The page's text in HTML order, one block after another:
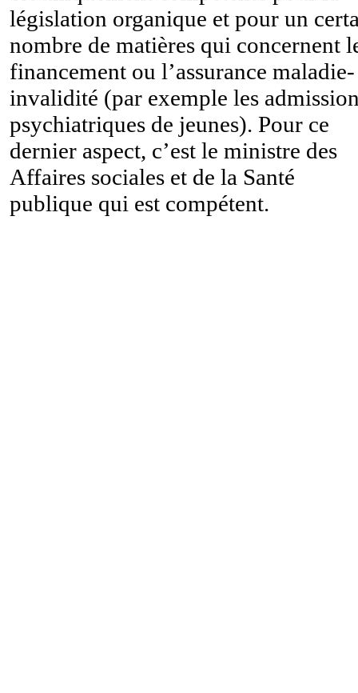
législation organique et pour un
nombre de matières qui concernent
financement ou l’assurance maladie-
invalidité (par exemple les
psychiatriques de jeunes). Pour ce
dernier aspect, c’est le ministre des
Affaires sociales et de la Santé
publique qui est compétent.